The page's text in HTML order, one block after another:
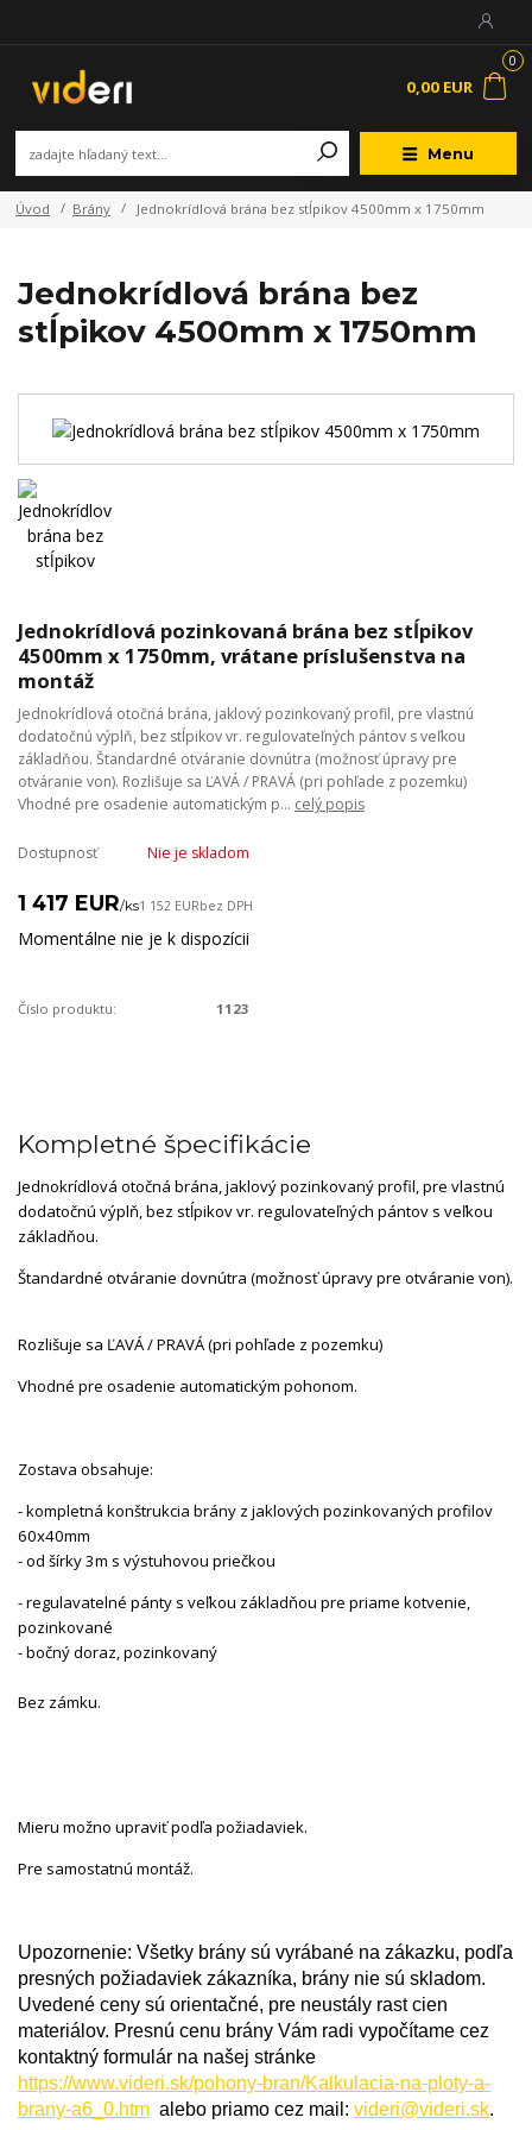
Menu
0
0,00 EUR
Úvod Brány Jednokrídlová brána bez stĺpikov 4500mm x 1750mm
Jednokrídlová brána bez
stĺpikov 4500mm x 1750mm
Jednokrídlová pozinkovaná brána bez stĺpikov
4500mm x 1750mm, vrátane príslušenstva na
montáž
Jednokrídlová otočná brána, jaklový pozinkovaný profil, pre vlastnú
dodatočnú výplň, bez stĺpikov vr. regulovateľných pántov s veľkou
základňou. Štandardné otváranie dovnútra (možnosť úpravy pre
otváranie von). Rozlišuje sa ĽAVÁ / PRAVÁ (pri pohľade z pozemku)
Vhodné pre osadenie automatickým p... celý popis
Dostupnosť Nie je skladom
1 417 EUR/ks1 152 EURbez DPH
Momentálne nie je k dispozícii
Číslo produktu: 1123
Kompletné špecifikácie
Jednokrídlová otočná brána, jaklový pozinkovaný profil, pre vlastnú
dodatočnú výplň, bez stĺpikov vr. regulovateľných pántov s veľkou
základňou.
Štandardné otváranie dovnútra (možnosť úpravy pre otváranie von).
Rozlišuje sa ĽAVÁ / PRAVÁ (pri pohľade z pozemku)
Vhodné pre osadenie automatickým pohonom.
Zostava obsahuje:
- kompletná konštrukcia brány z jaklových pozinkovaných profilov
60x40mm
- od šírky 3m s výstuhovou priečkou
- regulavatelné pánty s veľkou základňou pre priame kotvenie,
pozinkované
- bočný doraz, pozinkovaný
Bez zámku.
Mieru možno upraviť podľa požiadaviek.
Pre samostatnú montáž.
Upozornenie: Všetky brány sú vyrábané na zákazku, podľa
presných požiadaviek zákazníka, brány nie sú skladom.
Uvedené ceny sú orientačné, pre neustály rast cien
materiálov. Presnú cenu brány Vám radi vypočítame cez
kontaktný formulár na našej stránke
https://www.videri.sk/pohony-bran/Kalkulacia-na-ploty-a-
brany-a6_0.htm alebo priamo cez mail: videri@videri.sk.